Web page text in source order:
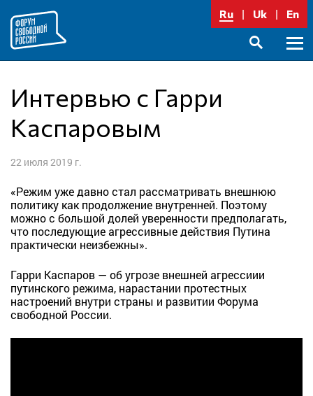
содержимому
Ru Uk En
Интервью с Гарри
Каспаровым
22 июля 2019 г.
«Режим уже давно стал рассматривать внешнюю
политику как продолжение внутренней. Поэтому
можно с большой долей уверенности предполагать,
что последующие агрессивные действия Путина
практически неизбежны».
Гарри Каспаров — об угрозе внешней агрессиии
путинского режима, нарастании протестных
настроений внутри страны и развитии Форума
свободной России.